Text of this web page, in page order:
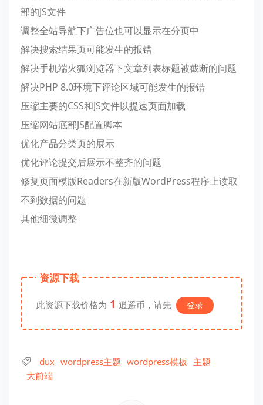
部的JS文件
调整全站导航下广告位也可以显示在分页中
解决搜索结果页可能发生的报错
解决手机端火狐浏览器下文章列表标题被截断的问题
解决PHP 8.0环境下评论区域可能发生的报错
压缩主要的CSS和JS文件以提速页面加载
压缩网站底部JS配置脚本
优化产品分类页的展示
优化评论提交后展示不整齐的问题
修复页面模版Readers在新版WordPress程序上读取
不到数据的问题
其他细微调整
资源下载
此资源下载价格为 1 逍遥币，请先 登录
dux wordpress主题 wordpress模板
主题
大前端